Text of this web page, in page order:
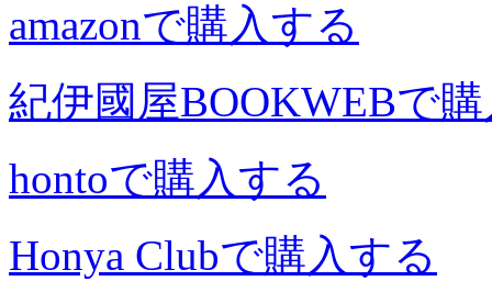
amazonで購入する
紀伊國屋BOOKWEBで
hontoで購入する
Honya Clubで購入する